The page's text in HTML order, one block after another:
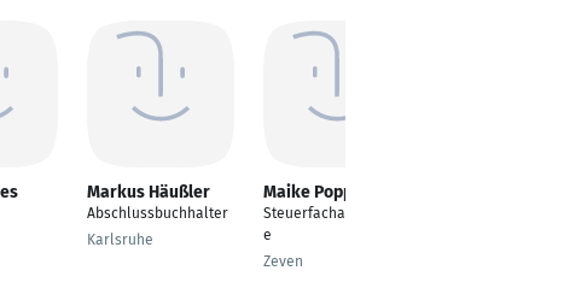
Markus Häußler
Abschlussbuchhalter
Karlsruhe
Maike Poppe
Steuerfachangestellt
e
Zeven